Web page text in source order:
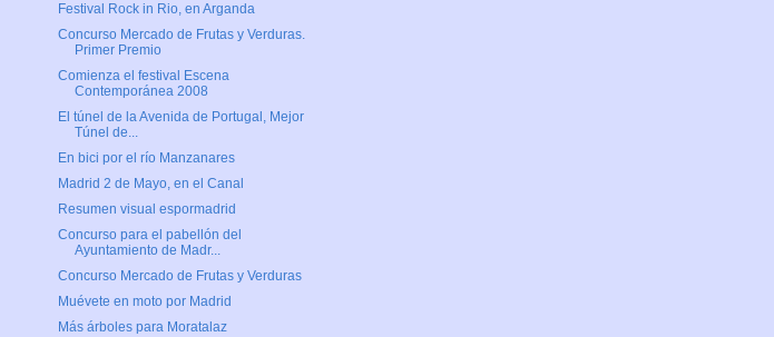
Festival Rock in Rio, en Arganda
Concurso Mercado de Frutas y Verduras.
Primer Premio
Comienza el festival Escena
Contemporánea 2008
El túnel de la Avenida de Portugal, Mejor
Túnel de...
En bici por el río Manzanares
Madrid 2 de Mayo, en el Canal
Resumen visual espormadrid
Concurso para el pabellón del
Ayuntamiento de Madr...
Concurso Mercado de Frutas y Verduras
Muévete en moto por Madrid
Más árboles para Moratalaz